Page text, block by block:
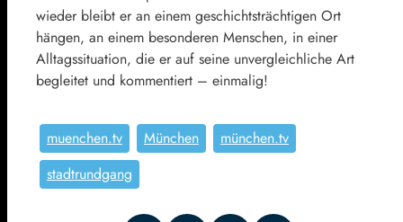
wieder bleibt er an einem geschichtsträchtigen Ort
hängen, an einem besonderen Menschen, in einer
Alltagssituation, die er auf seine unvergleichliche Art
begleitet und kommentiert – einmalig!
muenchen.tv München
münchen.tv
stadtrundgang